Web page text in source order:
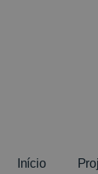
Início